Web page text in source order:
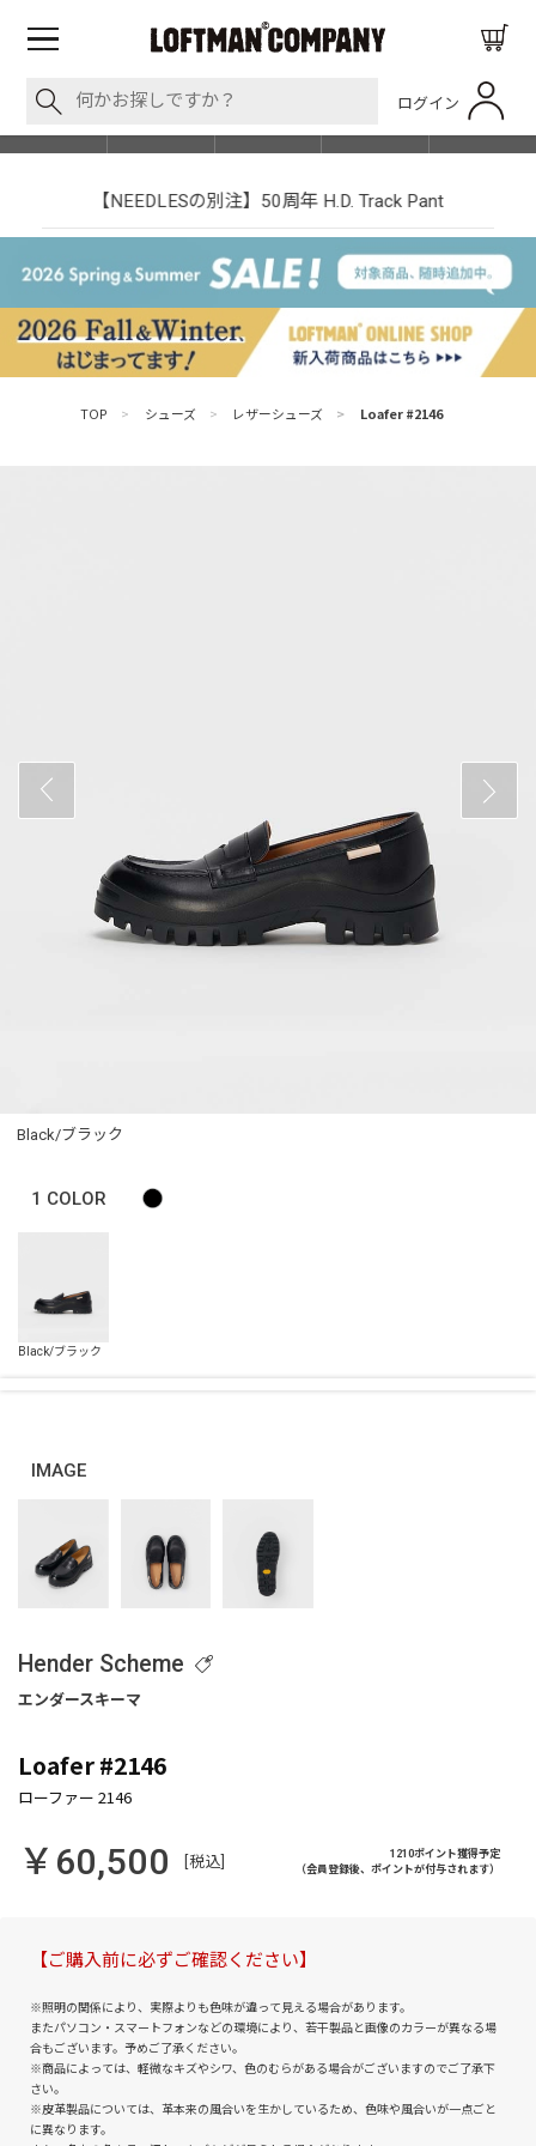
ログイン
SHOP LIST
【NEEDLESの別注】50周年 H.D. Track Pant
TOP > シューズ > レザーシューズ > Loafer #2146
Black/ブラック
1 COLOR
IMAGE
Hender Scheme
Loafer #2146
￥60,500 [税込]
1210ポイント獲得予定
（会員登録後、ポイントが付与されます）
【ご購入前に必ずご確認ください】
※照明の関係により、実際よりも色味が違って見える場合があります。
またパソコン・スマートフォンなどの環境により、若干製品と画像のカラーが異なる場
合もございます。予めご了承ください。
※商品によっては、軽微なキズやシワ、色のむらがある場合がございますのでご了承下
さい。
※皮革製品については、革本来の風合いを生かしているため、色味や風合いが一点ごと
に異なります。